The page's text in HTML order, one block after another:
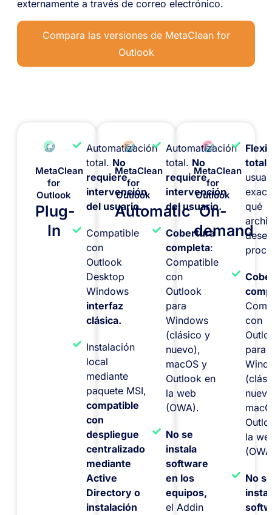
externamente a través de correo electrónico.
Compara las versiones de MetaClean for
Outlook
MetaClean
for
Outlook
Plug-
In
Automatización
total. No
requiere
intervención
del usuario.
Compatible
con
Outlook
Desktop
Windows
interfaz
clásica.
Instalación
local
mediante
paquete MSI,
compatible
con
despliegue
centralizado
mediante
Active
Directory o
instalación
MetaClean
for
Outlook
Automatic
Automatización
total. No
requiere
intervención
del usuario.
Cobertura
completa:
Compatible
con
Outlook
para
Windows
(clásico y
nuevo),
macOS y
Outlook en
la web
(OWA).
No se
instala
software
en los
equipos,
el Addin
MetaClean
for
Outlook
On-
demand
total,
qué
con
para
la
No